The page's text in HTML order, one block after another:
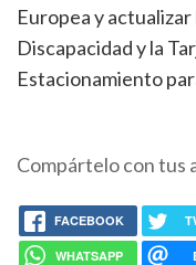
Europea y
Discapacidad y la
Estacionamiento
Compártelo con tus
FACEBOOK
WHATSAPP